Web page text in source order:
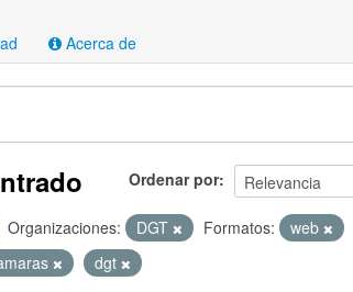
Acerca de
Ordenar por
Organizaciones: DGT Formatos:
web
dgt